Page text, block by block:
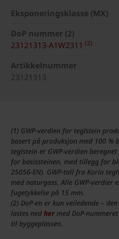
Eksponeringsklasse (MX)
DoP nummer (2)
23121313-A1W2311 (2)
Artikkelnummer
23121313
(1) GWP-verdien for teglstein
basert på produksjon med 100 %
teglstein er GWP-verdien
for basissteinen, med tillegg for
25056-EN). GWP-tall fra Koria
med naturgass. Alle GWP-verdier
fugetykkelse på 15 mm.
(2) DoP-en er kun veiledende –
lastes ned her med DoP-
til byggeplassen.